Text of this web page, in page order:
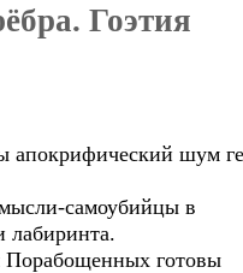
Гоэтия
апокрифический шум
самоубийцы в
лабиринта.
готовы